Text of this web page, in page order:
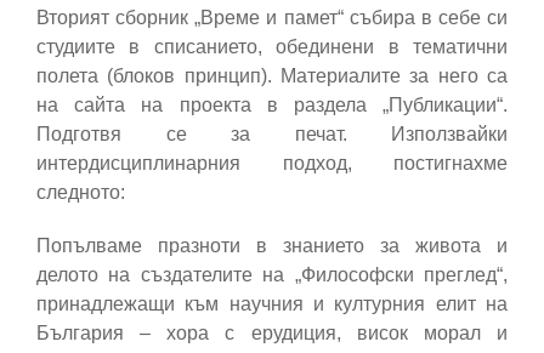
Вторият сборник „Време и памет“ събира в себе си
студиите в списанието, обединени в тематични
полета (блоков принцип). Материалите за него са
на сайта на проекта в раздела „Публикации“.
Подготвя се за печат. Използвайки
интердисциплинарния подход, постигнахме
следното:
Попълваме празноти в знанието за живота и
делото на създателите на „Философски преглед“,
принадлежащи към научния и културния елит на
България – хора с ерудиция, висок морал и